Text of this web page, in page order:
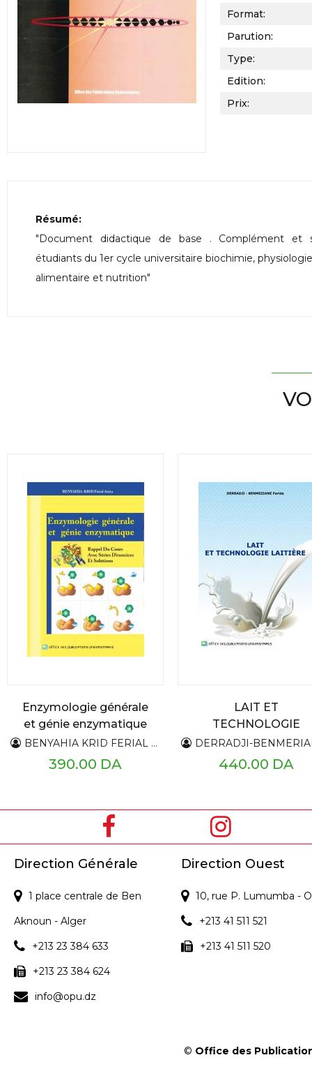
Format:
Parution:
Type:
Edition:
Prix:
Résumé:
"Document didactique de base . Complément et
étudiants du 1er cycle universitaire biochimie,
alimentaire et nutrition"
Enzymologie générale
et génie enzymatique
BENYAHIA KRID FERIAL AZIZA
390.00 DA
LAIT ET
TECHNOLOGIE
LAITIERE
DERRADJI-BENMERIANE
440.00 DA
Direction Générale
1 place centrale de Ben
Aknoun - Alger
+213 23 384 633
+213 23 384 624
info@opu.dz
Direction Ouest
10, rue P. Lumumba -
+213 41 511 521
+213 41 511 520
© Office des